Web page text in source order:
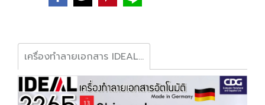
เครื่องทำลายเอกสาร IDEAL 2265-CC